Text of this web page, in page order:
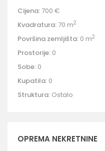
Cijena: 700 €
Kvadratura: 70 m2
Površina zemljišta: 0 m2
Prostorije: 0
Sobe: 0
Kupatila: 0
Struktura: Ostalo
OPREMA NEKRETNINE